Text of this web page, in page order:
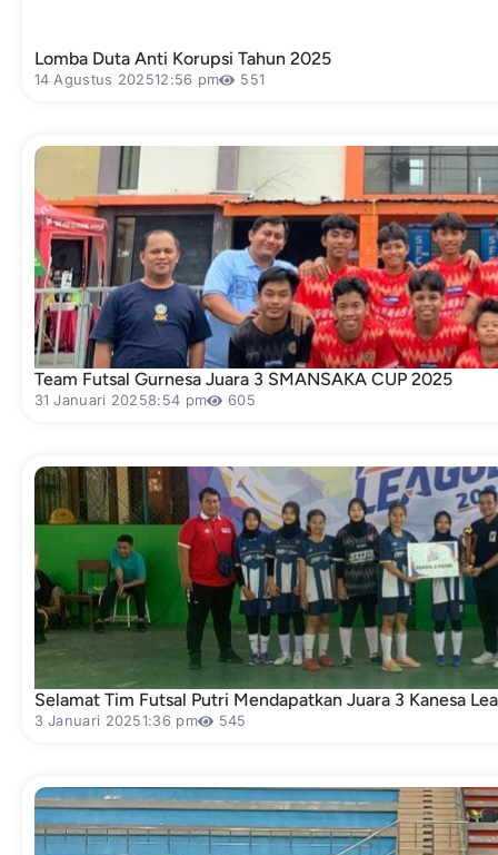
Lomba Duta Anti Korupsi Tahun 2025
14 Agustus 202512:56 pm 551
Team Futsal Gurnesa Juara 3 SMANSAKA CUP 2025
31 Januari 20258:54 pm 605
Selamat Tim Futsal Putri Mendapatkan Juara 3 Kanesa
3 Januari 20251:36 pm 545